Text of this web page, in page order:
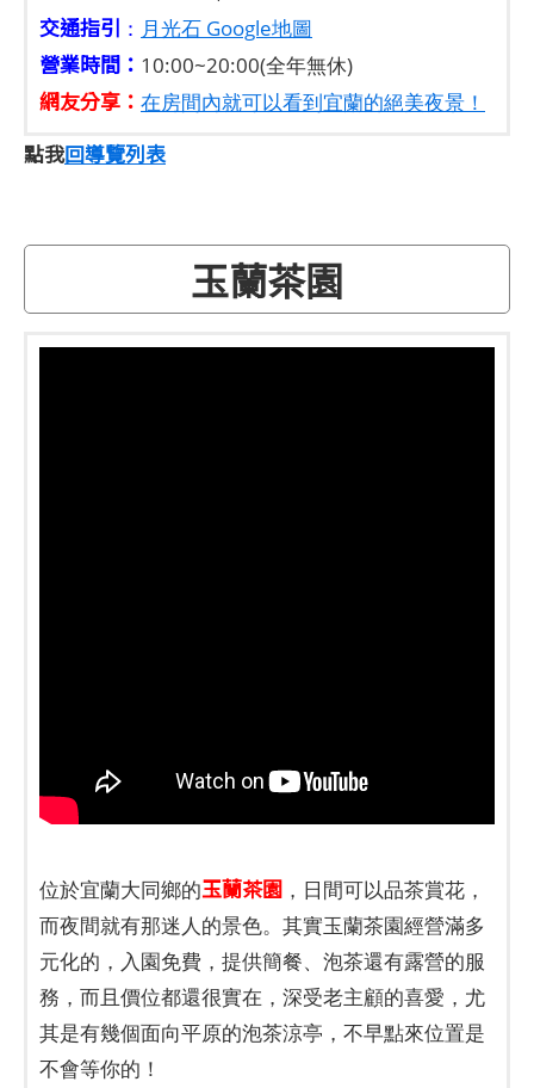
交通指引 ： 月光石 Google地圖
營業時間： 10:00~20:00(全年無休)
網友分享： 在房間內就可以看到宜蘭的絕美夜景！
點我回導覽列表
玉蘭茶園
位於宜蘭大同鄉的玉蘭茶園 ，日間可以品茶賞花，
而夜間就有那迷人的景色。其實玉蘭茶園經營滿多
元化的，入園免費，提供簡餐、泡茶還有露營的服
務，而且價位都還很實在，深受老主顧的喜愛，尤
其是有幾個面向平原的泡茶涼亭，不早點來位置是
不會等你的！